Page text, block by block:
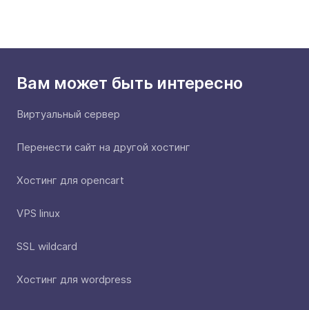
Вам может быть интересно
Виртуальный сервер
Перенести сайт на другой хостинг
Хостинг для opencart
VPS linux
SSL wildcard
Хостинг для wordpress